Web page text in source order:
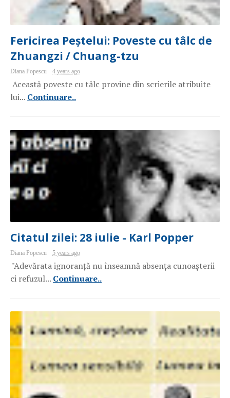
Fericirea Peștelui: Poveste cu tâlc de
Zhuangzi / Chuang-tzu
Diana Popescu 4 years ago
Această poveste cu tâlc provine din scrierile atribuite
lui... Continuare..
Citatul zilei: 28 iulie - Karl Popper
Diana Popescu 5 years ago
"Adevărata ignoranță nu înseamnă absența cunoașterii
ci refuzul... Continuare..